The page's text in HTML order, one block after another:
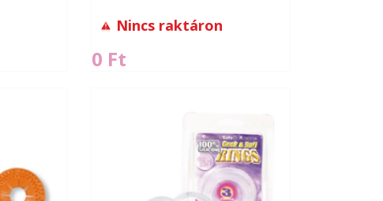
Nincs raktáron
0 Ft